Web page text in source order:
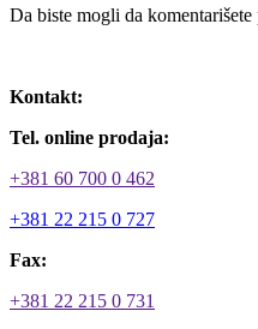
Da biste mogli da
Kontakt:
Tel. online prodaja:
+381 60 700 0 462
+381 22 215 0 727
Fax:
+381 22 215 0 731